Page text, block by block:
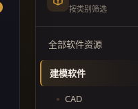
按类别筛选
全部软件资源
建模软件
CAD